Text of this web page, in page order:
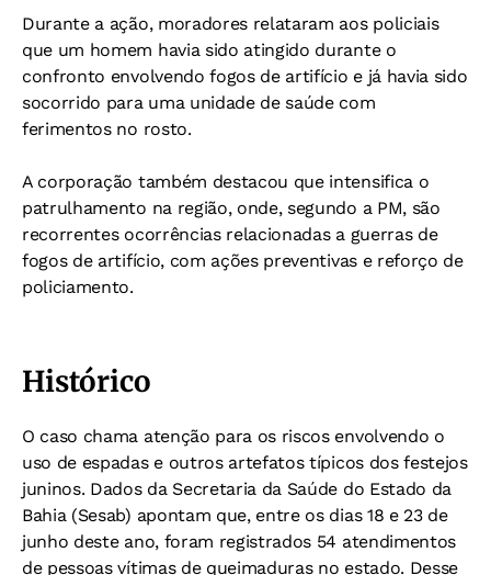
Durante a ação, moradores relataram aos policiais
que um homem havia sido atingido durante o
confronto envolvendo fogos de artifício e já havia sido
socorrido para uma unidade de saúde com
ferimentos no rosto.
A corporação também destacou que intensifica o
patrulhamento na região, onde, segundo a PM, são
recorrentes ocorrências relacionadas a guerras de
fogos de artifício, com ações preventivas e reforço de
policiamento.
Histórico
O caso chama atenção para os riscos envolvendo o
uso de espadas e outros artefatos típicos dos festejos
juninos. Dados da Secretaria da Saúde do Estado da
Bahia (Sesab) apontam que, entre os dias 18 e 23 de
junho deste ano, foram registrados 54 atendimentos
de pessoas vítimas de queimaduras no estado. Desse